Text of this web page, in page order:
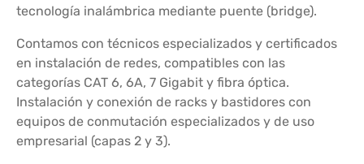
tecnología inalámbrica mediante puente (bridge).
Contamos con técnicos especializados y certificados
en instalación de redes, compatibles con las
categorías CAT 6, 6A, 7 Gigabit y fibra óptica.
Instalación y conexión de racks y bastidores con
equipos de conmutación especializados y de uso
empresarial (capas 2 y 3).